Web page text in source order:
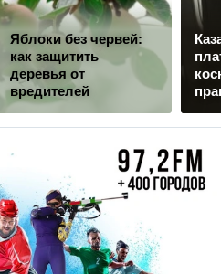
Яблоки без червей:
как защитить
деревья от
вредителей